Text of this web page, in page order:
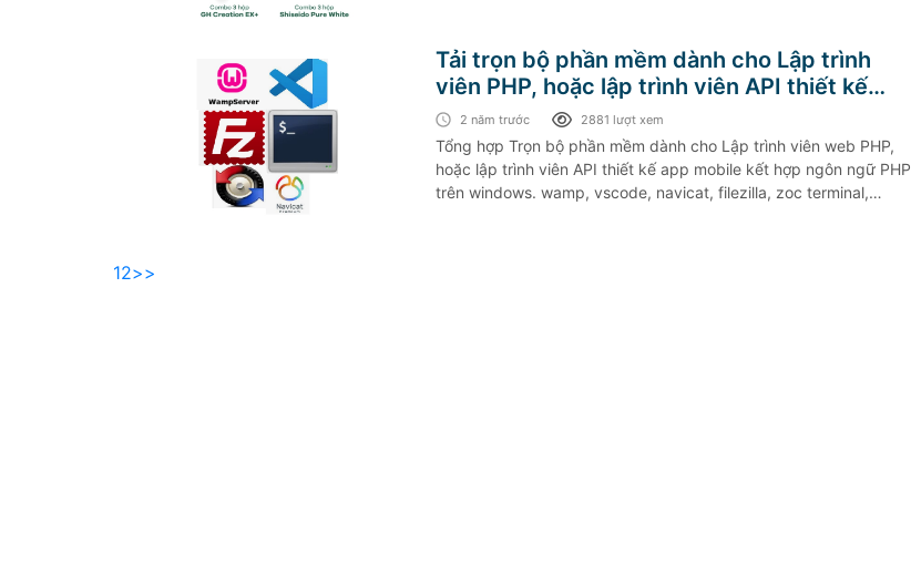
Tải trọn bộ phần mềm dành cho Lập trình
viên PHP, hoặc lập trình viên API thiết kế
app mobile kết hợp ngôn ngữ PHP
2 năm trước 2881 lượt xem
Tổng hợp Trọn bộ phần mềm dành cho Lập trình viên web PHP,
hoặc lập trình viên API thiết kế app mobile kết hợp ngôn ngữ PHP
trên windows. wamp, vscode, navicat, filezilla, zoc terminal,
12>>